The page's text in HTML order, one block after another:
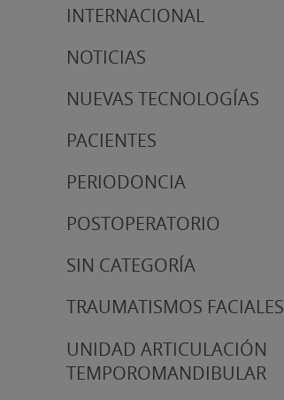
INTERNACIONAL
NOTICIAS
NUEVAS TECNOLOGÍAS
PACIENTES
PERIODONCIA
POSTOPERATORIO
SIN CATEGORÍA
TRAUMATISMOS FACIALES
UNIDAD ARTICULACIÓN
TEMPOROMANDIBULAR